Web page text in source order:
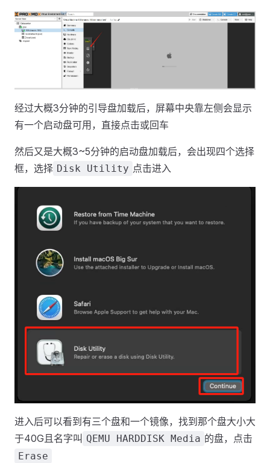
经过大概3分钟的引导盘加载后，屏幕中央靠左侧会显示
有一个启动盘可用，直接点击或回车
然后又是大概3~5分钟的启动盘加载后，会出现四个选择
框，选择 Disk Utility 点击进入
进入后可以看到有三个盘和一个镜像，找到那个盘大小大
于40G且名字叫 QEMU HARDDISK Media 的盘，点击
Erase